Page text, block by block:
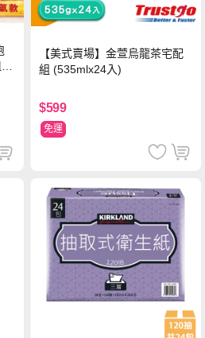
【美式賣場】金萱烏龍茶宅配
組 (535mlx24入)
$599
免運